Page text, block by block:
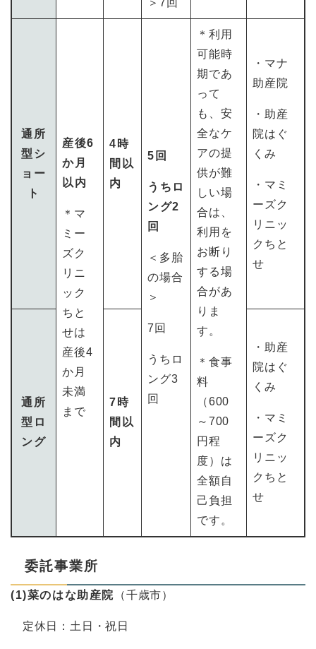
＞7回
通所
型シ
ョー
ト
産後6
か月
以内
＊マ
ミー
ズク
リニ
ック
ちと
せは
産後4
か月
未満
まで
4時
間以
内
5回
うちロ
ング2
回
＜多胎
の場合
＞
7回
うちロ
ング3
回
＊利用
可能時
期であ
って
も、安
全なケ
アの提
供が難
しい場
合は、
利用を
お断り
する場
合があ
りま
す。
＊食事
料
（600
～700
円程
度）は
全額自
己負担
です。
・マナ
助産院
・助産
院はぐ
くみ
・マミ
ーズク
リニッ
クちと
せ
通所
型ロ
ング
7時
間以
内
・助産
院はぐ
くみ
・マミ
ーズク
リニッ
クちと
せ
委託事業所
(1)菜のはな助産院 （千歳市）
定休日：土日・祝日